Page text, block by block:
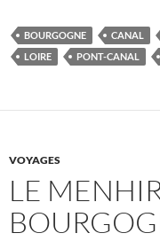
BOURGOGNE CANAL
LOIRE
PONT-CANAL
VOYAGES
LE